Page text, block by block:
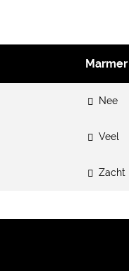
Marmer
Nee
Veel
Zacht